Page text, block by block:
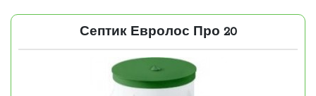
Септик Евролос Про 20